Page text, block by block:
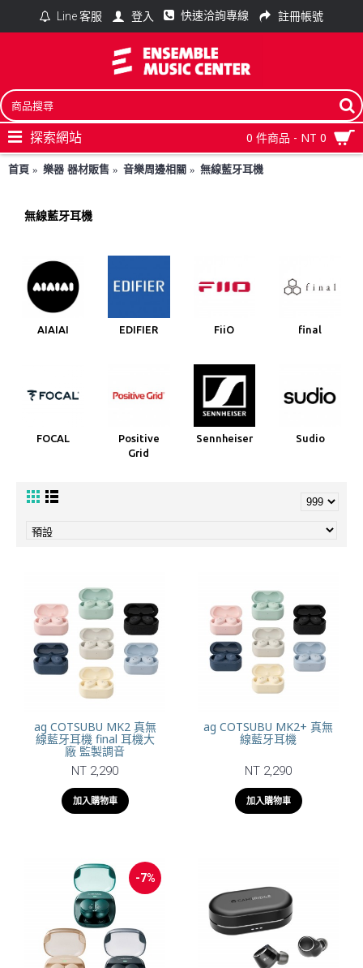
Line 客服 登入 快速洽詢專線 註冊帳號
0 件商品 - NT 0
探索網站
首頁 樂器 器材販售 音樂周邊相關 無線藍牙耳機
無線藍牙耳機
AIAIAI EDIFIER FiiO final
FOCAL
Positive
Grid
Sennheiser Sudio
ag COTSUBU MK2 真無
線藍牙耳機 final 耳機大
廠 監製調音
NT 2,290
加入購物車
ag COTSUBU MK2+ 真無
線藍牙耳機
NT 2,290
加入購物車
-7%